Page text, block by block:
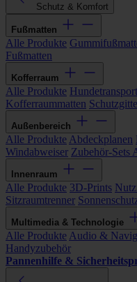
Schutz & Komfort
Fußmatten
Alle Produkte
Fußmatten
Kofferraum
Alle Produkte Hundetransport
Kofferraummatten
Außenbereich
Alle Produkte Abdeckplanen
Windabweiser Zubehör-Sets
Innenraum
Alle Produkte 3D-Prints
Sitzraumtrenner
Multimedia & Technologie
Alle Produkte Audio &
Handyzubehör
Pannenhilfe &